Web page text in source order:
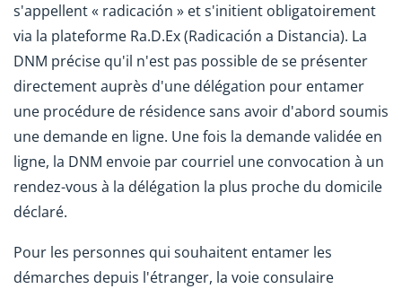
s'appellent « radicación » et s'initient obligatoirement
via la plateforme Ra.D.Ex (Radicación a Distancia). La
DNM précise qu'il n'est pas possible de se présenter
directement auprès d'une délégation pour entamer
une procédure de résidence sans avoir d'abord soumis
une demande en ligne. Une fois la demande validée en
ligne, la DNM envoie par courriel une convocation à un
rendez-vous à la délégation la plus proche du domicile
déclaré.
Pour les personnes qui souhaitent entamer les
démarches depuis l'étranger, la voie consulaire